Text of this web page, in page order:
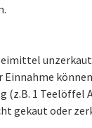
(z.B. 1 Teelöffel
gekaut oder